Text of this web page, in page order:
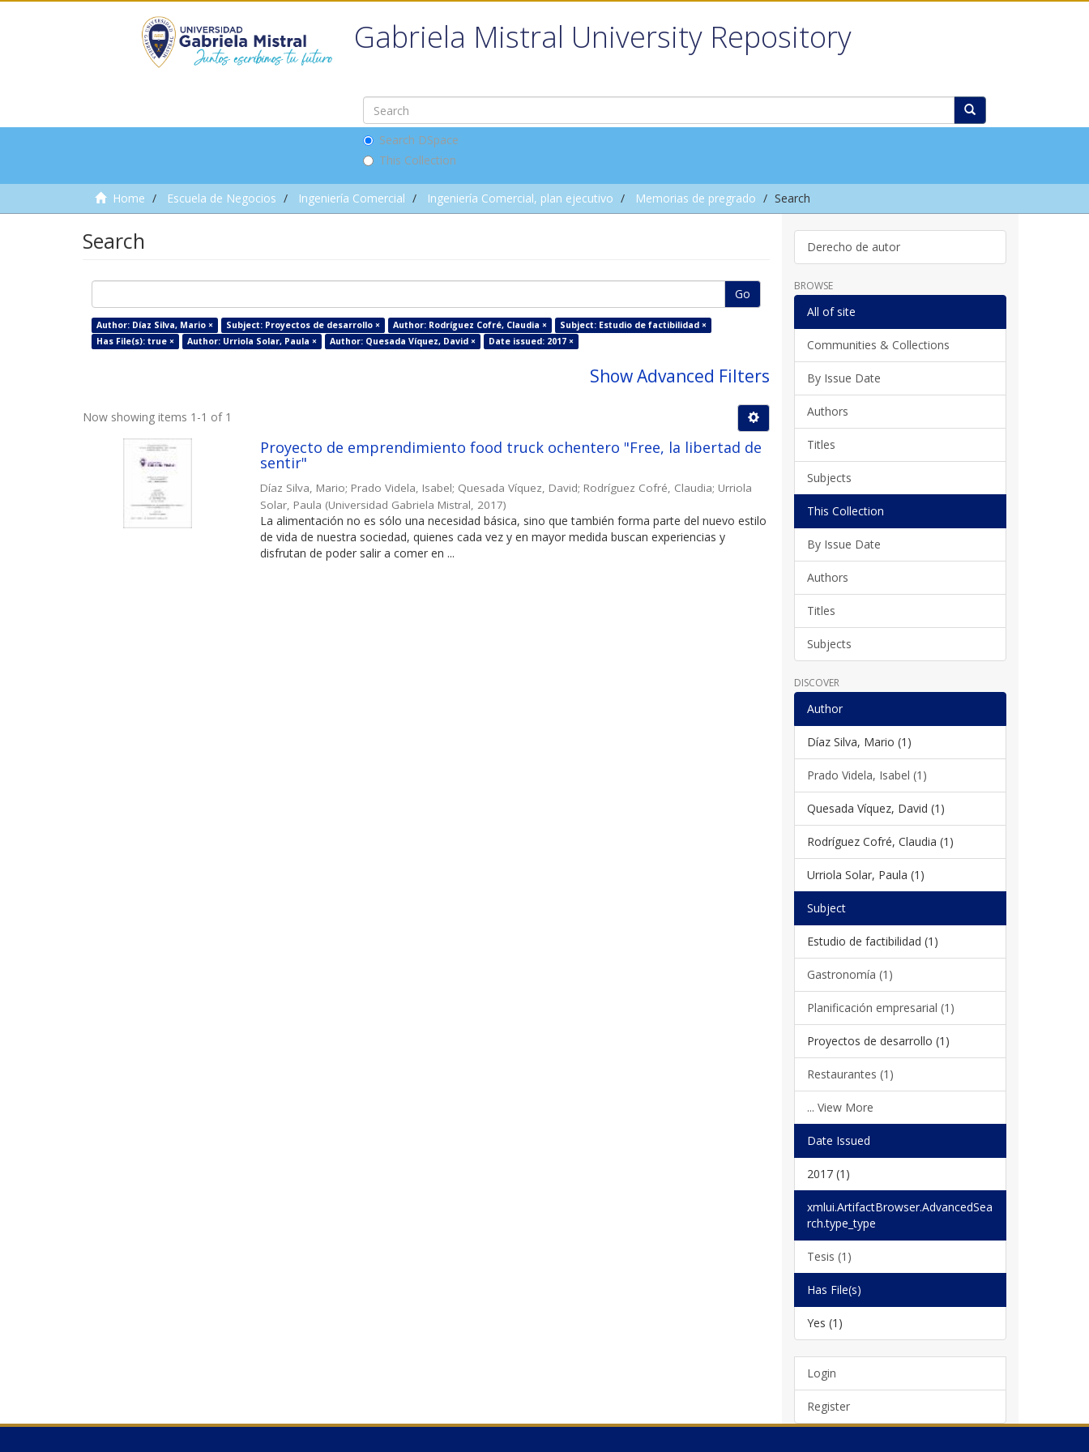
Gabriela Mistral University Repository
Search DSpace
This Collection
Home Escuela de Negocios Ingeniería Comercial Ingeniería Comercial, plan ejecutivo Memorias de pregrado Search
Search
Go
Author: Díaz Silva, Mario × Subject: Proyectos de desarrollo × Author: Rodríguez Cofré, Claudia ×
Subject: Estudio de factibilidad ×
Has File(s): true ×
Author: Urriola Solar, Paula × Author: Quesada Víquez, David × Date issued: 2017 ×
Show Advanced Filters
Now showing items 1-1 of 1
Proyecto de emprendimiento food truck ochentero "Free, la libertad de
sentir"
Díaz Silva, Mario; Prado Videla, Isabel; Quesada Víquez, David; Rodríguez Cofré, Claudia; Urriola
Solar, Paula (Universidad Gabriela Mistral 2017)
La alimentación no es sólo una necesidad básica, sino que también forma parte del nuevo estilo
de vida de nuestra sociedad, quienes cada vez y en mayor medida buscan experiencias y
disfrutan de poder salir a comer en ...
Derecho de autor
BROWSE
All of site
Communities & Collections
By Issue Date
Authors
Titles
Subjects
This Collection
By Issue Date
Authors
Titles
Subjects
DISCOVER
Author
Díaz Silva, Mario (1)
Prado Videla, Isabel (1)
Quesada Víquez, David (1)
Rodríguez Cofré, Claudia (1)
Urriola Solar, Paula (1)
Subject
Estudio de factibilidad (1)
Gastronomía (1)
Planificación empresarial (1)
Proyectos de desarrollo (1)
Restaurantes (1)
... View More
Date Issued
2017 (1)
xmlui.ArtifactBrowser.AdvancedSea
rch.type_type
Tesis (1)
Has File(s)
Yes (1)
Login
Register